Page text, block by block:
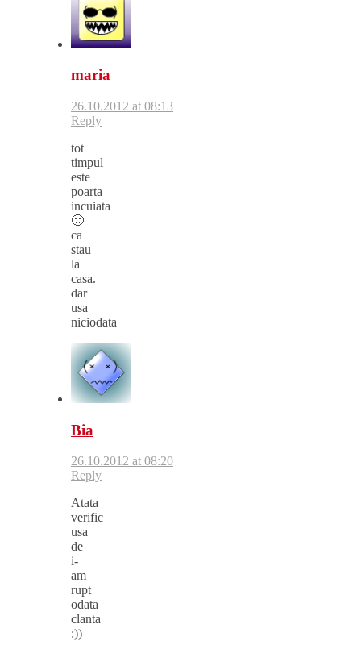
maria
26.10.2012 at 08:13
Reply
tot
timpul
este
poarta
incuiata
🙂
ca
stau
la
casa.
dar
usa
niciodata
Bia
26.10.2012 at 08:20
Reply
Atata
verific
usa
de
i-
am
rupt
odata
clanta
:))